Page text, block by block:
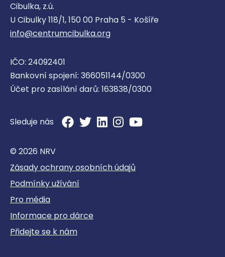
Cibulka, z.ú.
U Cibulky 118/1, 150 00 Praha 5 - Košíře
info@centrumcibulka.org
IČO: 24092401
Bankovní spojení: 366051144/0300
Účet pro zasílání darů: 163838/0300
Sleduje nás
© 2026 NRV
Zásady ochrany osobních údajů
Podmínky užívání
Pro média
Informace pro dárce
Přidejte se k nám